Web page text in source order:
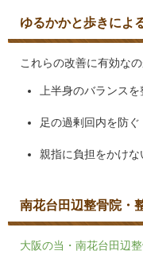
ゆるかかと歩きによ
これらの改善に有効な
上半身のバランスを
足の過剰回内を防ぐ
親指に負担をかけな
南花台田辺整骨院・
大阪の当・南花台田辺